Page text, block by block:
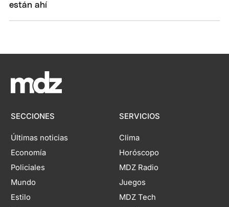
SECCIONES
Últimas noticias
Economía
Policiales
Mundo
Estilo
SERVICIOS
Clima
Horóscopo
MDZ Radio
Juegos
MDZ Tech